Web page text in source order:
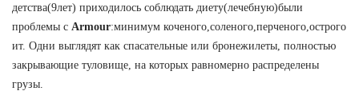
детства(9лет) приходилось соблюдать диету(лечебную)были
проблемы с Armour:минимум коченого,соленого,перченого,острого
ит. Одни выглядят как спасательные или бронежилеты, полностью
закрывающие туловище, на которых равномерно распределены
грузы.